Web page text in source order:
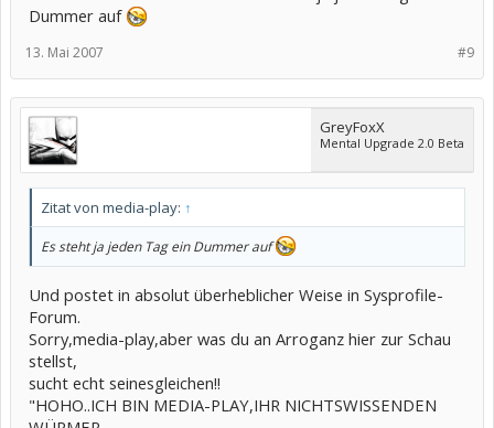
Dummer auf
#9
13. Mai 2007
GreyFoxX
Mental Upgrade 2.0 Beta
Zitat von media-play: ↑
Es steht ja jeden Tag ein Dummer auf
Und postet in absolut überheblicher Weise in Sysprofile-
Forum.
Sorry,media-play,aber was du an Arroganz hier zur Schau
stellst,
sucht echt seinesgleichen!!
"HOHO..ICH BIN MEDIA-PLAY,IHR NICHTSWISSENDEN